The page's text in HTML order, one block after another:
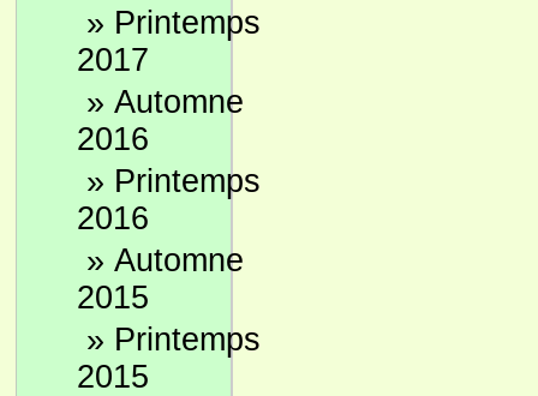
» Printemps
2017
» Automne
2016
» Printemps
2016
» Automne
2015
» Printemps
2015